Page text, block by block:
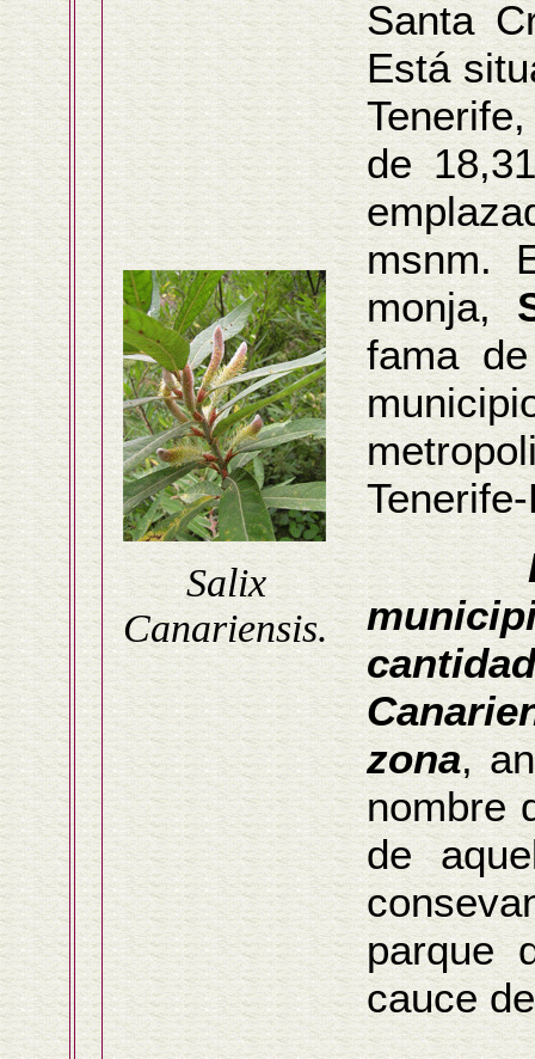
Salix
Canariensis.
Santa
Está
de
msnm.
monja,
fama
zona,
nombre
de
parque
cauce